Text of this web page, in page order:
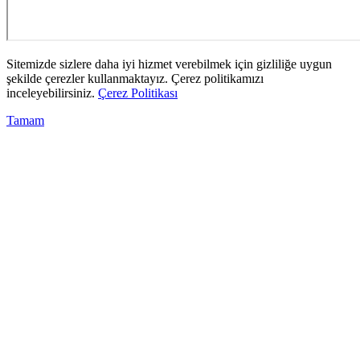
Sitemizde sizlere daha iyi hizmet verebilmek için gizliliğe uygun
şekilde çerezler kullanmaktayız. Çerez politikamızı
inceleyebilirsiniz. Çerez Politikası
Tamam